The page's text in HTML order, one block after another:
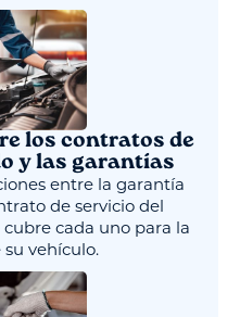
los contratos de
y las garantías
entre la garantía
de servicio del
cada uno para la
vehículo.